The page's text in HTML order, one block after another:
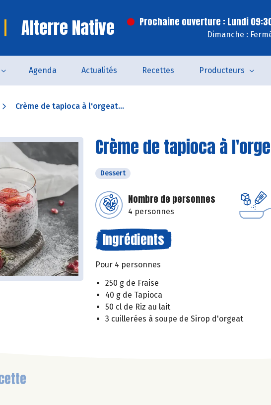
Alterre Native Prochaine ouverture : Lundi
Dimanche :
Agenda Actualités Recettes Producteurs
Crème de tapioca à l'orgeat...
Crème de tapioca à
Dessert
Nombre de personnes
4 personnes
Ingrédients
Pour 4 personnes
250 g de Fraise
40 g de Tapioca
50 cl de Riz au lait
3 cuillerées à soupe de Sirop d'orgeat